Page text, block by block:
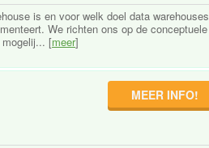
is en voor welk doel data warehouses
We richten ons op de conceptuele
[meer]
MEER INFO!